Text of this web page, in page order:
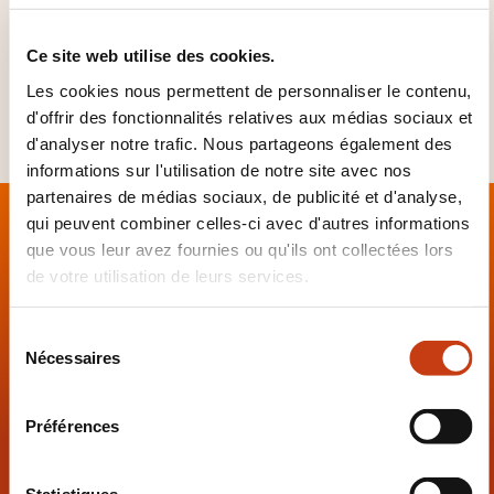
Ce site web utilise des cookies.
Les cookies nous permettent de personnaliser le contenu,
d'offrir des fonctionnalités relatives aux médias sociaux et
d'analyser notre trafic. Nous partageons également des
informations sur l'utilisation de notre site avec nos
partenaires de médias sociaux, de publicité et d'analyse,
qui peuvent combiner celles-ci avec d'autres informations
que vous leur avez fournies ou qu'ils ont collectées lors
de votre utilisation de leurs services.
Nécessaires
Préférences
Ettelbrück, Clausen, Mersch, Warken
Service de la formation des adultes